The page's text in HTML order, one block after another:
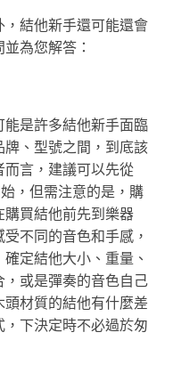
，結他新手還可能還會
為您解答：
能是許多結他新手面臨
牌、型號之間，到底該
而言，建議可以先從
，但需注意的是，購
購買結他前先到樂器
不同的音色和手感，
定結他大小、重量、
或是彈奏的音色自己
材質的結他有什麼差
下決定時不必過於匆